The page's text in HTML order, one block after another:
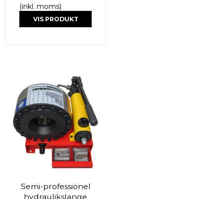
(inkl. moms)
VIS PRODUKT
Semi-professionel
hydraulikslange